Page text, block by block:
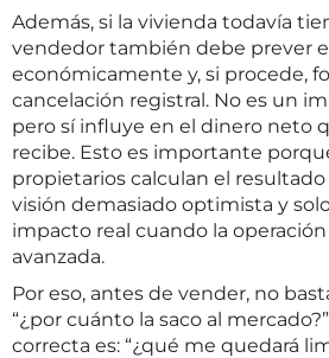
Además, si la vivienda todavía
vendedor también debe prever
económicamente y, si procede,
cancelación registral. No es un
pero sí influye en el dinero neto
recibe. Esto es importante
propietarios calculan el
visión demasiado optimista y
impacto real cuando la
avanzada.
Por eso, antes de vender, no
“¿por cuánto la saco al
correcta es: “¿qué me quedará